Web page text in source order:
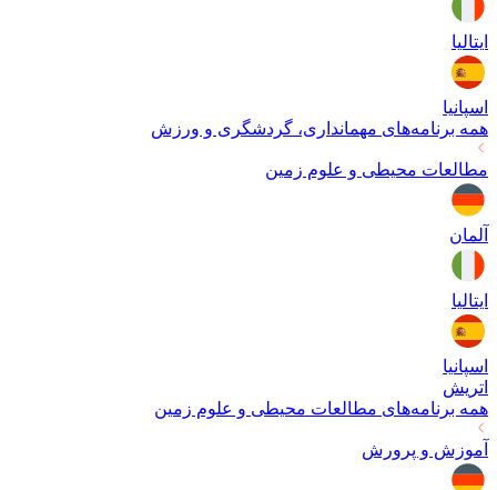
ایتالیا
اسپانیا
همه برنامه‌های مهمانداری، گردشگری و ورزش
مطالعات محیطی و علوم زمین
آلمان
ایتالیا
اسپانیا
اتریش
همه برنامه‌های مطالعات محیطی و علوم زمین
آموزش و پرورش